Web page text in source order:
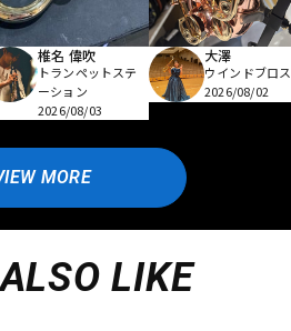
椎名 偉吹
トランペットステ
ーション
2026/08/03
大澤
ウインドブロス
2026/08/02
MORE
LIKE